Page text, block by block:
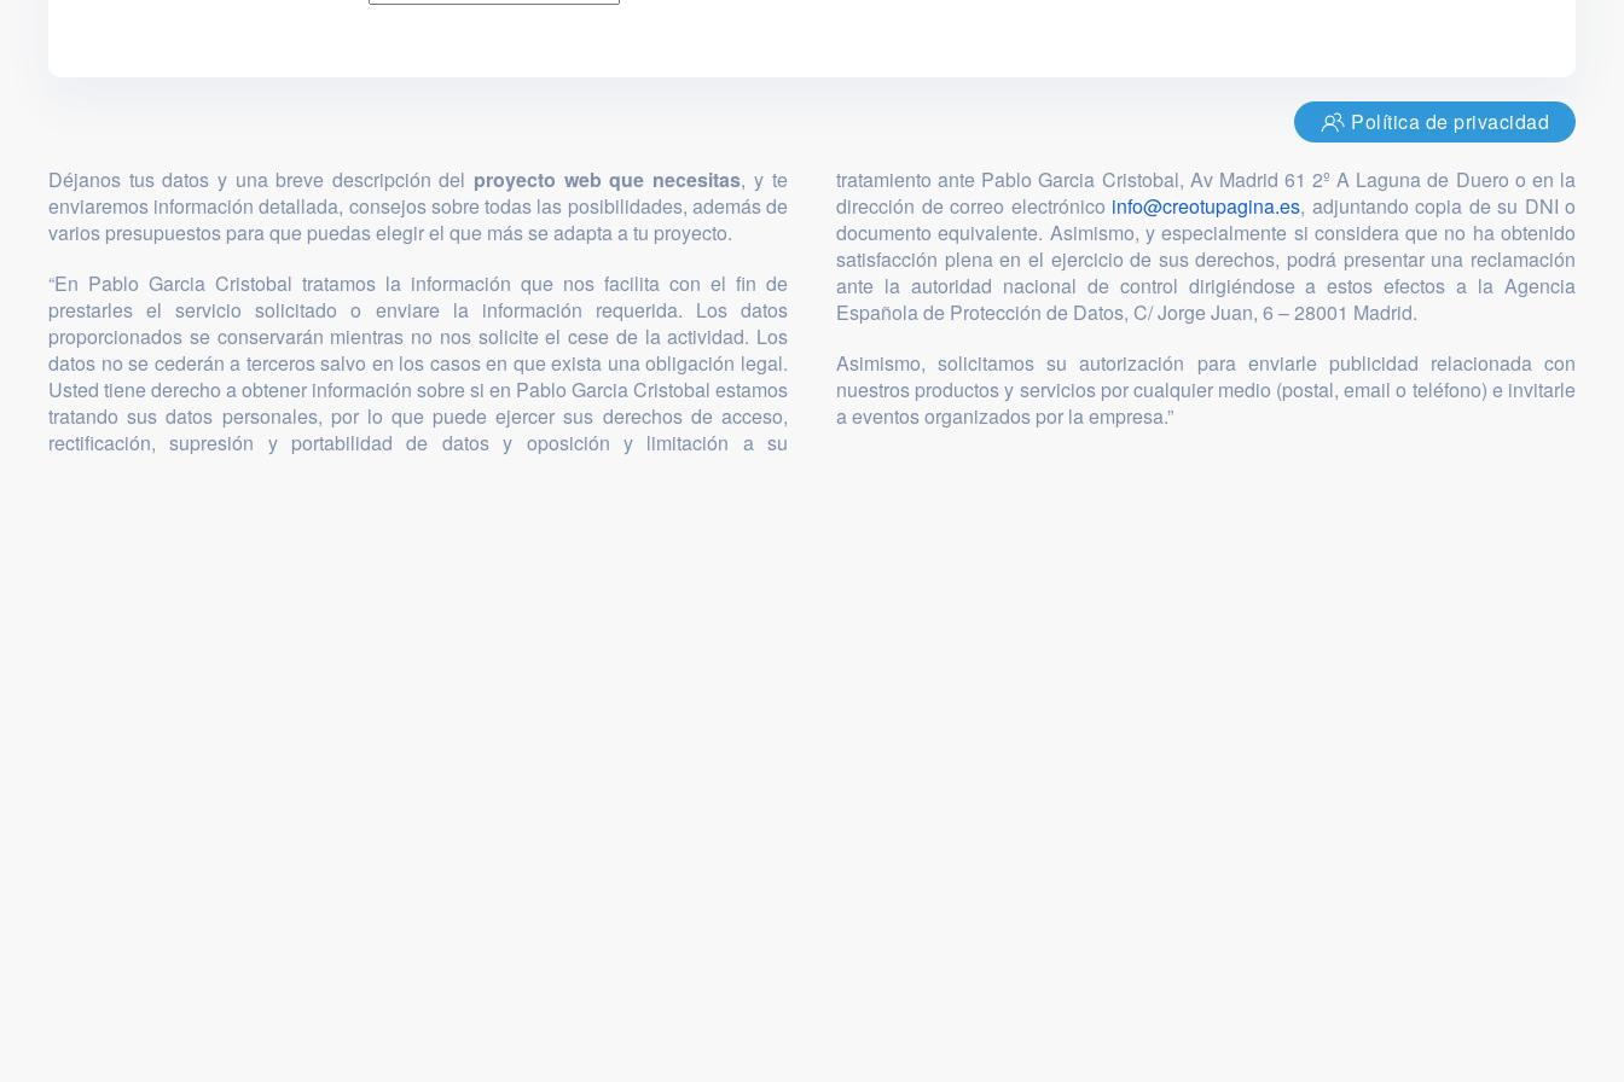
Política de privacidad
Déjanos tus datos y una breve descripción del proyecto web que necesitas, y te
enviaremos información detallada, consejos sobre todas las posibilidades, además de
varios presupuestos para que puedas elegir el que más se adapta a tu proyecto.
“En Pablo Garcia Cristobal tratamos la información que nos facilita con el fin de
prestarles el servicio solicitado o enviare la información requerida. Los datos
proporcionados se conservarán mientras no nos solicite el cese de la actividad. Los
datos no se cederán a terceros salvo en los casos en que exista una obligación legal.
Usted tiene derecho a obtener información sobre si en Pablo Garcia Cristobal estamos
tratando sus datos personales, por lo que puede ejercer sus derechos de acceso,
rectificación, supresión y portabilidad de datos y oposición y limitación a su
tratamiento ante Pablo Garcia Cristobal, Av Madrid 61 2º A Laguna de Duero o en la
dirección de correo electrónico info@creotupagina.es, adjuntando copia de su DNI o
documento equivalente. Asimismo, y especialmente si considera que no ha obtenido
satisfacción plena en el ejercicio de sus derechos, podrá presentar una reclamación
ante la autoridad nacional de control dirigiéndose a estos efectos a la Agencia
Española de Protección de Datos, C/ Jorge Juan, 6 – 28001 Madrid.
Asimismo, solicitamos su autorización para enviarle publicidad relacionada con
nuestros productos y servicios por cualquier medio (postal, email o teléfono) e invitarle
a eventos organizados por la empresa.”